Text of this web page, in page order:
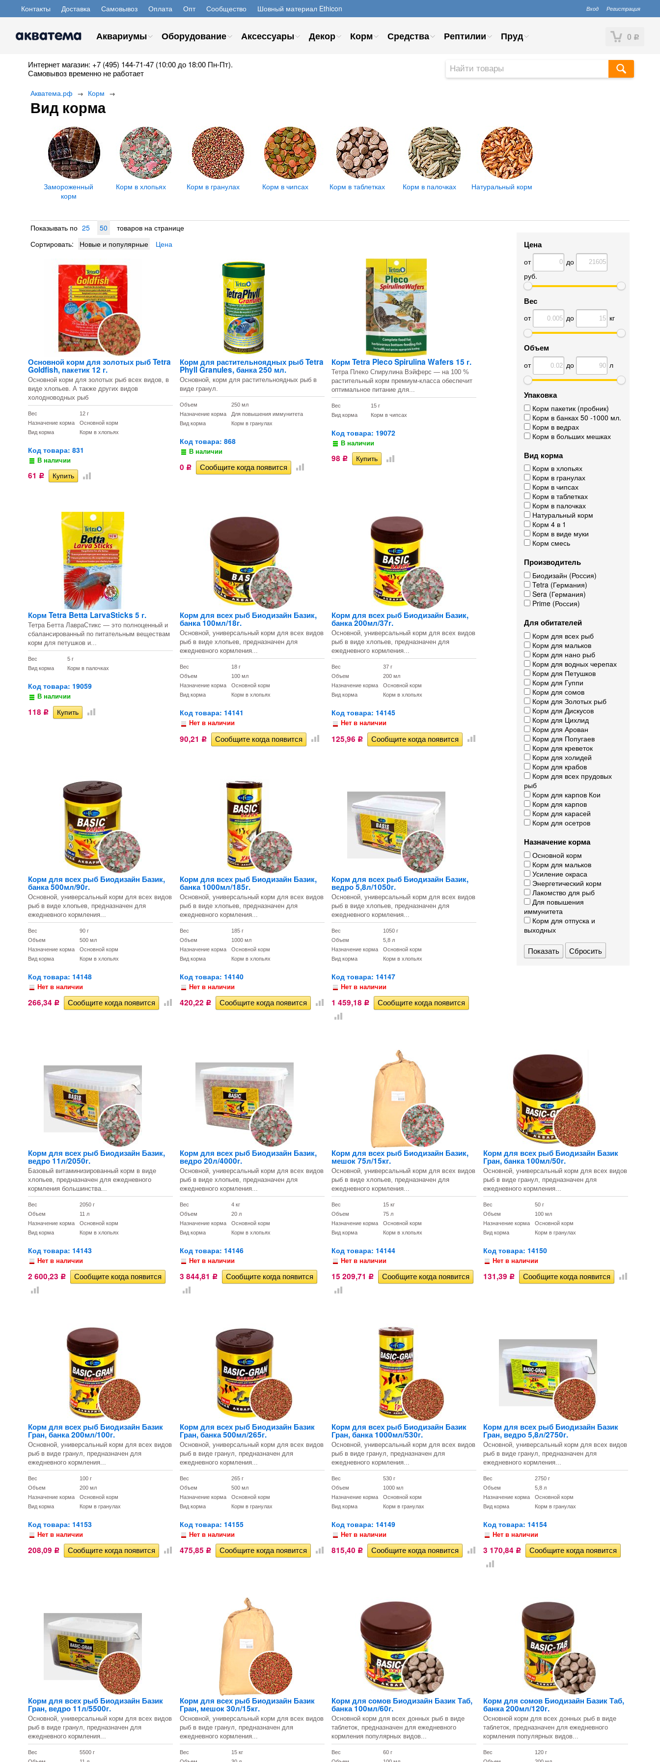
Контакты Доставка Самовывоз Оплата Опт Сообщество Шовный материал Ethicon Вход Регистрация
0 Р
Аквариумы Оборудование Аксессуары Декор Корм Средства Рептилии Пруд
Интернет магазин: +7 (495) 144-71-47 (10:00 до 18:00 Пн-Пт).
Самовывоз временно не работает
Акватема.рф → Корм →
Вид корма
Замороженный
корм
Корм в хлопьях Корм в гранулах Корм в чипсах Корм в таблетках Корм в палочках Натуральный корм
Показывать по 25 50 товаров на странице
Цена
от
до
руб.
Вес
от до кг
Объем
от до л
Упаковка
Корм пакетик (пробник)
Корм в банках 50 -1000 мл.
Корм в ведрах
Корм в больших мешках
Вид корма
Корм в хлопьях
Корм в гранулах
Корм в чипсах
Корм в таблетках
Корм в палочках
Натуральный корм
Корм 4 в 1
Корм в виде муки
Корм смесь
Производитель
Биодизайн (Россия)
Tetra (Германия)
Sera (Германия)
Prime (Россия)
Для обитателей
Корм для всех рыб
Корм для мальков
Корм для нано рыб
Корм для водных черепах
Корм для Петушков
Корм для Гуппи
Корм для сомов
Корм для Золотых рыб
Корм для Дискусов
Корм для Цихлид
Корм для Арован
Корм для Попугаев
Корм для креветок
Корм для холидей
Корм для крабов
Корм для всех прудовых
рыб
Корм для карпов Кои
Корм для карпов
Корм для карасей
Корм для осетров
Назначение корма
Основной корм
Корм для мальков
Усиление окраса
Энергетический корм
Лакомство для рыб
Для повышения
иммунитета
Корм для отпуска и
выходных
Сбросить
Сортировать: Новые и популярные Цена
Основной корм для золотых рыб Tetra
Goldfish, пакетик 12 г.
Основной корм для золотых рыб всех видов, в
виде хлопьев. А также других видов
холодноводных рыб
Вес
12 г
Назначение корма
Основной корм
Вид корма
Корм в хлопьях
Код товара: 831
В наличии
61 Р
Корм для растительноядных рыб Tetra
Phyll Granules, банка 250 мл.
Основной, корм для растительноядных рыб в
виде гранул.
Объем
250 мл
Назначение корма
Для повышения иммунитета
Вид корма
Корм в гранулах
Код товара: 868
В наличии
0 Р
Корм Tetra Pleco Spirulina Wafers 15 г.
Тетра Плеко Спирулина Вэйферс — на 100 %
растительный корм премиум-класса обеспечит
оптимальное питание для...
Вес
15 г
Вид корма
Корм в чипсах
Код товара: 19072
В наличии
98 Р
Корм Tetra Betta LarvaSticks 5 г.
Тетра Бетта ЛавраСтикс — это полноценный и
сбалансированный по питательным веществам
корм для петушков и...
Вес
5 г
Вид корма
Корм в палочках
Код товара: 19059
В наличии
118 Р
Корм для всех рыб Биодизайн Базик,
банка 100мл/18г.
Основной, универсальный корм для всех видов
рыб в виде хлопьев, предназначен для
ежедневного кормления...
Вес
18 г
Объем
100 мл
Назначение корма
Основной корм
Вид корма
Корм в хлопьях
Код товара: 14141
Нет в наличии
90,21 Р
Корм для всех рыб Биодизайн Базик,
банка 200мл/37г.
Основной, универсальный корм для всех видов
рыб в виде хлопьев, предназначен для
ежедневного кормления...
Вес
37 г
Объем
200 мл
Назначение корма
Основной корм
Вид корма
Корм в хлопьях
Код товара: 14145
Нет в наличии
125,96 Р
Корм для всех рыб Биодизайн Базик,
банка 500мл/90г.
Основной, универсальный корм для всех видов
рыб в виде хлопьев, предназначен для
ежедневного кормления...
Вес
90 г
Объем
500 мл
Назначение корма
Основной корм
Вид корма
Корм в хлопьях
Код товара: 14148
Нет в наличии
266,34 Р
Корм для всех рыб Биодизайн Базик,
банка 1000мл/185г.
Основной, универсальный корм для всех видов
рыб в виде хлопьев, предназначен для
ежедневного кормления...
Вес
185 г
Объем
1000 мл
Назначение корма
Основной корм
Вид корма
Корм в хлопьях
Код товара: 14140
Нет в наличии
420,22 Р
Корм для всех рыб Биодизайн Базик,
ведро 5,8л/1050г.
Основной, универсальный корм для всех видов
рыб в виде хлопьев, предназначен для
ежедневного кормления...
Вес
1050 г
Объем
5,8 л
Назначение корма
Основной корм
Вид корма
Корм в хлопьях
Код товара: 14147
Нет в наличии
1 459,18 Р
Корм для всех рыб Биодизайн Базик,
ведро 11л/2050г.
Базовый витаминизированный корм в виде
хлопьев, предназначен для ежедневного
кормления большинства...
Вес
2050 г
Объем
11 л
Назначение корма
Основной корм
Вид корма
Корм в хлопьях
Код товара: 14143
Нет в наличии
2 600,23 Р
Корм для всех рыб Биодизайн Базик,
ведро 20л/4000г.
Основной, универсальный корм для всех видов
рыб в виде хлопьев, предназначен для
ежедневного кормления...
Вес
4 кг
Объем
20 л
Назначение корма
Основной корм
Вид корма
Корм в хлопьях
Код товара: 14146
Нет в наличии
3 844,81 Р
Корм для всех рыб Биодизайн Базик,
мешок 75л/15кг.
Основной, универсальный корм для всех видов
рыб в виде хлопьев, предназначен для
ежедневного кормления...
Вес
15 кг
Объем
75 л
Назначение корма
Основной корм
Вид корма
Корм в хлопьях
Код товара: 14144
Нет в наличии
15 209,71 Р
Корм для всех рыб Биодизайн Базик
Гран, банка 100мл/50г.
Основной, универсальный корм для всех видов
рыб в виде гранул, предназначен для
ежедневного кормления...
Вес
50 г
Объем
100 мл
Назначение корма
Основной корм
Вид корма
Корм в гранулах
Код товара: 14150
Нет в наличии
131,39 Р
Корм для всех рыб Биодизайн Базик
Гран, банка 200мл/100г.
Основной, универсальный корм для всех видов
рыб в виде гранул, предназначен для
ежедневного кормления...
Вес
100 г
Объем
200 мл
Назначение корма
Основной корм
Вид корма
Корм в гранулах
Код товара: 14153
Нет в наличии
208,09 Р
Корм для всех рыб Биодизайн Базик
Гран, банка 500мл/265г.
Основной, универсальный корм для всех видов
рыб в виде гранул, предназначен для
ежедневного кормления...
Вес
265 г
Объем
500 мл
Назначение корма
Основной корм
Вид корма
Корм в гранулах
Код товара: 14155
Нет в наличии
475,85 Р
Корм для всех рыб Биодизайн Базик
Гран, банка 1000мл/530г.
Основной, универсальный корм для всех видов
рыб в виде гранул, предназначен для
ежедневного кормления...
Вес
530 г
Объем
1000 мл
Назначение корма
Основной корм
Вид корма
Корм в гранулах
Код товара: 14149
Нет в наличии
815,40 Р
Корм для всех рыб Биодизайн Базик
Гран, ведро 5,8л/2750г.
Основной, универсальный корм для всех видов
рыб в виде гранул, предназначен для
ежедневного кормления...
Вес
2750 г
Объем
5,8 л
Назначение корма
Основной корм
Вид корма
Корм в гранулах
Код товара: 14154
Нет в наличии
3 170,84 Р
Корм для всех рыб Биодизайн Базик
Гран, ведро 11л/5500г.
Основной, универсальный корм для всех видов
рыб в виде гранул, предназначен для
ежедневного кормления...
Вес
5500 г
Корм для всех рыб Биодизайн Базик
Гран, мешок 30л/15кг.
Основной, универсальный корм для всех видов
рыб в виде гранул, предназначен для
ежедневного кормления...
Вес
15 кг
Корм для сомов Биодизайн Базик Таб,
банка 100мл/60г.
Основной корм для всех донных рыб в виде
таблеток, предназначен для ежедневного
кормления популярных видов...
Вес
60 г
Корм для сомов Биодизайн Базик Таб,
банка 200мл/120г.
Основной корм для всех донных рыб в виде
таблеток, предназначен для ежедневного
кормления популярных видов...
Вес
120 г